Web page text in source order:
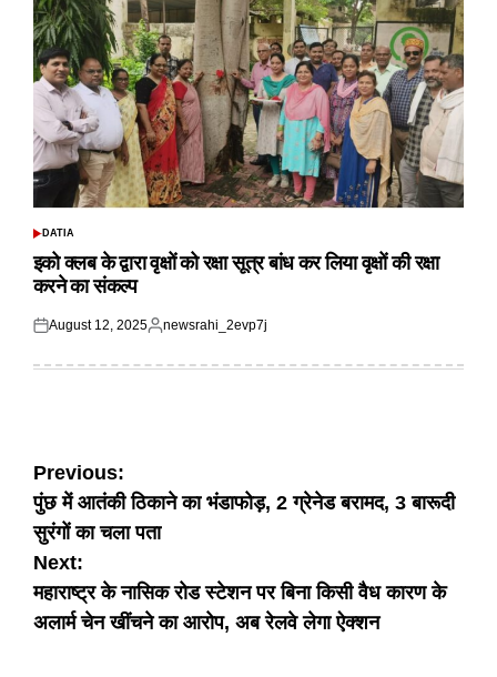
POSTED
DATIA
इको क्लब के द्वारा वृक्षों को रक्षा सूत्र बांध कर लिया वृक्षों की रक्षा
करने का संकल्प
Posted
August 12, 2025
Posted
newsrahi_2evp7j
Post
navigation
Previous:
पुंछ में आतंकी ठिकाने का भंडाफोड़, 2 ग्रेनेड बरामद, 3 बारूदी
सुरंगों का चला पता
Next:
महाराष्ट्र के नासिक रोड स्टेशन पर बिना किसी वैध कारण के
अलार्म चेन खींचने का आरोप, अब रेलवे लेगा ऐक्शन